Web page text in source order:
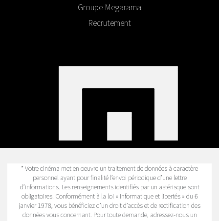
Groupe Megarama
Recrutement
* Votre cinéma met en oeuvre un traitement de données à caractère
personnel ayant pour finalité l’envoi périodique d’une lettre
d’informations. Les renseignements identifiés par un astérisque sont
obligatoires. Conformément à la loi « Informatique et libertés » du 6
janvier 1978, vous bénéficiez d’un droit d’accès et de rectification des
données vous concernant. Pour toute demande, adressez-nous un